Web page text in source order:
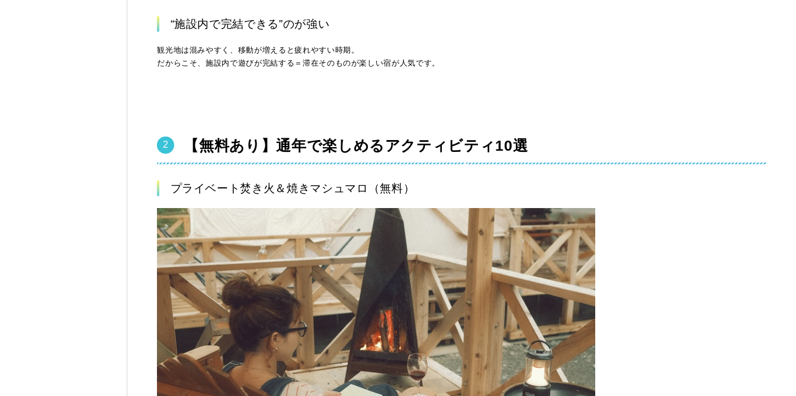
“施設内で完結できる”のが強い
観光地は混みやすく、移動が増えると疲れやすい時期。
だからこそ、施設内で遊びが完結する＝滞在そのものが楽しい宿が人気です。
【無料あり】通年で楽しめるアクティビティ10選
プライベート焚き火＆焼きマシュマロ（無料）